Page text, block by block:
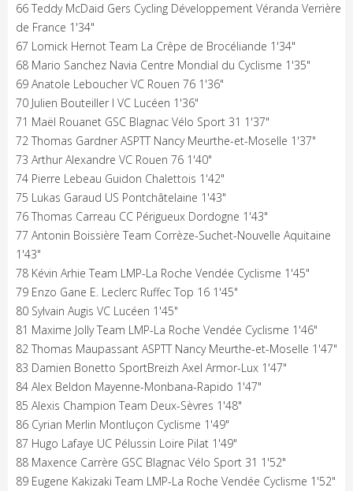
66 Teddy McDaid Gers Cycling Développement Véranda Verrière
de France 1'34"
67 Lomick Hernot Team La Crêpe de Brocéliande 1'34"
68 Mario Sanchez Navia Centre Mondial du Cyclisme 1'35"
69 Anatole Leboucher VC Rouen 76 1'36"
70 Julien Bouteiller I VC Lucéen 1'36"
71 Maël Rouanet GSC Blagnac Vélo Sport 31 1'37"
72 Thomas Gardner ASPTT Nancy Meurthe-et-Moselle 1'37"
73 Arthur Alexandre VC Rouen 76 1'40"
74 Pierre Lebeau Guidon Chalettois 1'42"
75 Lukas Garaud US Pontchâtelaine 1'43"
76 Thomas Carreau CC Périgueux Dordogne 1'43"
77 Antonin Boissière Team Corrèze-Suchet-Nouvelle Aquitaine
1'43"
78 Kévin Arhie Team LMP-La Roche Vendée Cyclisme 1'45"
79 Enzo Gane E. Leclerc Ruffec Top 16 1'45"
80 Sylvain Augis VC Lucéen 1'45"
81 Maxime Jolly Team LMP-La Roche Vendée Cyclisme 1'46"
82 Thomas Maupassant ASPTT Nancy Meurthe-et-Moselle 1'47"
83 Damien Bonetto SportBreizh Axel Armor-Lux 1'47"
84 Alex Beldon Mayenne-Monbana-Rapido 1'47"
85 Alexis Champion Team Deux-Sèvres 1'48"
86 Cyrian Merlin Montluçon Cyclisme 1'49"
87 Hugo Lafaye UC Pélussin Loire Pilat 1'49"
88 Maxence Carrère GSC Blagnac Vélo Sport 31 1'52"
89 Eugene Kakizaki Team LMP-La Roche Vendée Cyclisme 1'52"